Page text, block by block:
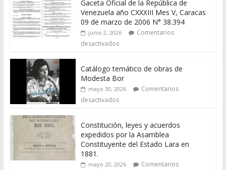
Gaceta Oficial de la República de
Venezuela año CXXXIII Mes V, Caracas
09 de marzo de 2006 N° 38.394
junio 2, 2026
Comentarios
desactivados
Catálogo temático de obras de
Modesta Bor
mayo 30, 2026
Comentarios
desactivados
Constitución, leyes y acuerdos
expedidos por la Asamblea
Constituyente del Estado Lara en
1881.
mayo 20, 2026
Comentarios